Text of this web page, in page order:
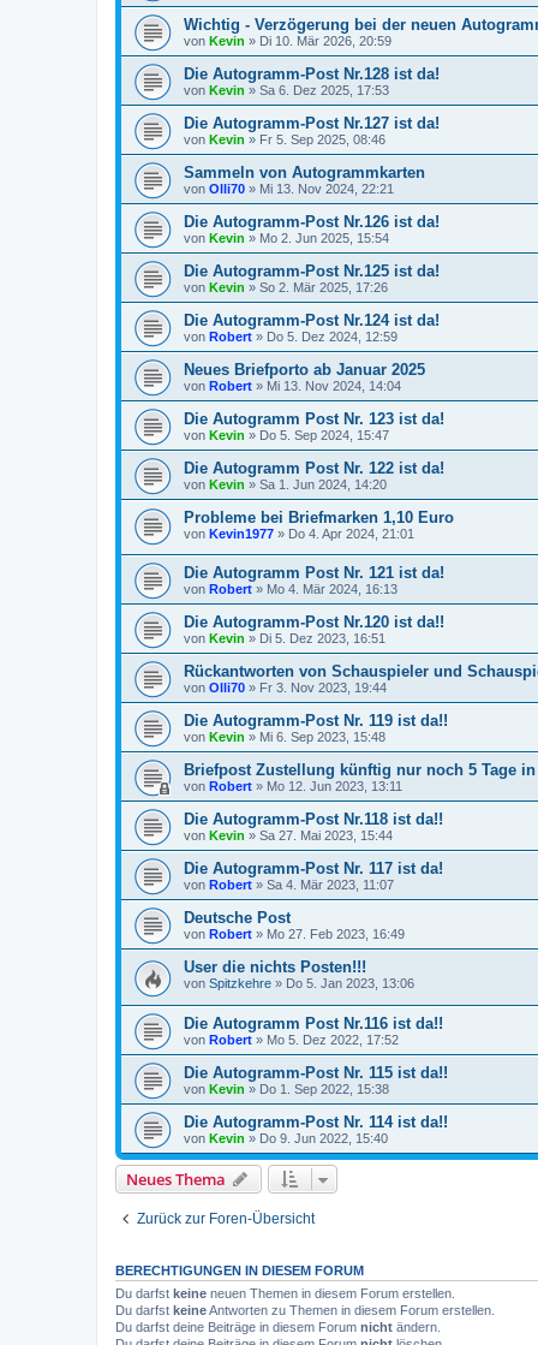
Wichtig - Verzögerung bei der neuen
von Kevin » Di 10. Mär 2026, 20:59
Die Autogramm-Post Nr.128 ist da!
von Kevin » Sa 6. Dez 2025, 17:53
Die Autogramm-Post Nr.127 ist da!
von Kevin » Fr 5. Sep 2025, 08:46
Sammeln von Autogrammkarten
von Olli70 » Mi 13. Nov 2024, 22:21
Die Autogramm-Post Nr.126 ist da!
von Kevin » Mo 2. Jun 2025, 15:54
Die Autogramm-Post Nr.125 ist da!
von Kevin » So 2. Mär 2025, 17:26
Die Autogramm-Post Nr.124 ist da!
von Robert » Do 5. Dez 2024, 12:59
Neues Briefporto ab Januar 2025
von Robert » Mi 13. Nov 2024, 14:04
Die Autogramm Post Nr. 123 ist da!
von Kevin » Do 5. Sep 2024, 15:47
Die Autogramm Post Nr. 122 ist da!
von Kevin » Sa 1. Jun 2024, 14:20
Probleme bei Briefmarken 1,10 Euro
von Kevin1977 » Do 4. Apr 2024, 21:01
Die Autogramm Post Nr. 121 ist da!
von Robert » Mo 4. Mär 2024, 16:13
Die Autogramm-Post Nr.120 ist da!!
von Kevin » Di 5. Dez 2023, 16:51
Rückantworten von Schauspieler und
von Olli70 » Fr 3. Nov 2023, 19:44
Die Autogramm-Post Nr. 119 ist da!!
von Kevin » Mi 6. Sep 2023, 15:48
Briefpost Zustellung künftig nur noch 5 Tage
von Robert » Mo 12. Jun 2023, 13:11
Die Autogramm-Post Nr.118 ist da!!
von Kevin » Sa 27. Mai 2023, 15:44
Die Autogramm-Post Nr. 117 ist da!
von Robert » Sa 4. Mär 2023, 11:07
Deutsche Post
von Robert » Mo 27. Feb 2023, 16:49
User die nichts Posten!!!
von Spitzkehre » Do 5. Jan 2023, 13:06
Die Autogramm Post Nr.116 ist da!!
von Robert » Mo 5. Dez 2022, 17:52
Die Autogramm-Post Nr. 115 ist da!!
von Kevin » Do 1. Sep 2022, 15:38
Die Autogramm-Post Nr. 114 ist da!!
von Kevin » Do 9. Jun 2022, 15:40
Neues Thema
Zurück zur Foren-Übersicht
BERECHTIGUNGEN IN DIESEM FORUM
Du darfst keine neuen Themen in diesem Forum erstellen.
Du darfst keineAntworten zu Themen in diesem Forum erstellen.
Du darfst deine Beiträge in diesem Forum nicht ändern.